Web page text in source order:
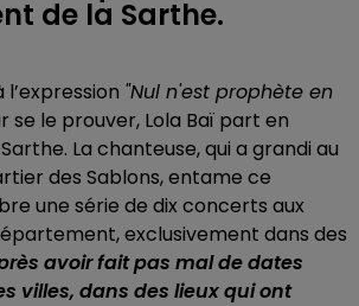
de la Sarthe.
"Nul n'est prophète en
se le prouver, Lola Baï part en
La chanteuse, qui a grandi au
des Sablons, entame ce
une série de dix concerts aux
exclusivement dans des
avoir fait pas mal de dates
villes, dans des lieux qui ont